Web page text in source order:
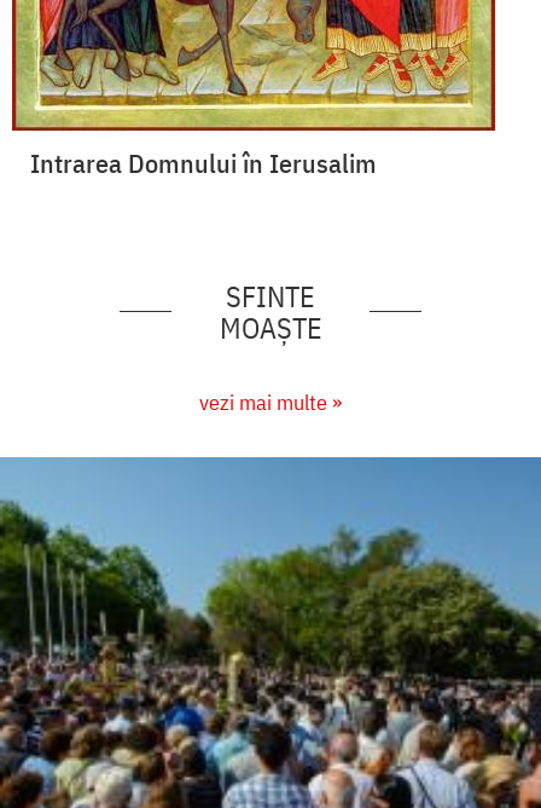
Intrarea Domnului în Ierusalim
SFINTE
MOAȘTE
vezi mai multe »